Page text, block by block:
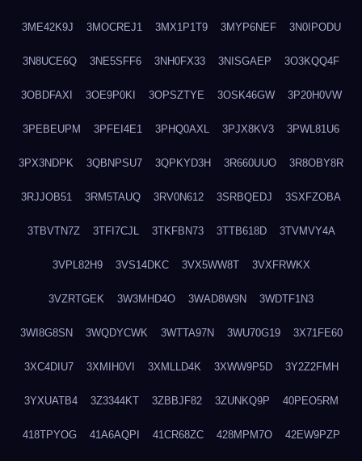
3ME42K9J 3MOCREJ1 3MX1P1T9 3MYP6NEF 3N0IPODU
3N8UCE6Q 3NE5SFF6 3NH0FX33 3NISGAEP 3O3KQQ4F
3OBDFAXI 3OE9P0KI 3OPSZTYE 3OSK46GW 3P20H0VW
3PEBEUPM 3PFEI4E1 3PHQ0AXL 3PJX8KV3 3PWL81U6
3PX3NDPK 3QBNPSU7 3QPKYD3H 3R660UUO 3R8OBY8R
3RJJOB51 3RM5TAUQ 3RV0N612 3SRBQEDJ 3SXFZOBA
3TBVTN7Z 3TFI7CJL 3TKFBN73 3TTB618D 3TVMVY4A
3VPL82H9 3VS14DKC 3VX5WW8T 3VXFRWKX
3VZRTGEK 3W3MHD4O 3WAD8W9N 3WDTF1N3
3WI8G8SN 3WQDYCWK 3WTTA97N 3WU70G19 3X71FE60
3XC4DIU7 3XMIH0VI 3XMLLD4K 3XWW9P5D 3Y2Z2FMH
3YXUATB4 3Z3344KT 3ZBBJF82 3ZUNKQ9P 40PEO5RM
418TPYOG 41A6AQPI 41CR68ZC 428MPM7O 42EW9PZP